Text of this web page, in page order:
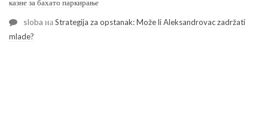
казне за бахато паркирање
sloba наStrategija za opstanak: Može li Aleksandrovac zadržati
mlade?